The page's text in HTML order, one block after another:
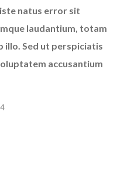
natus error sit
laudantium, totam
illo. Sed ut perspiciatis
accusantium
4